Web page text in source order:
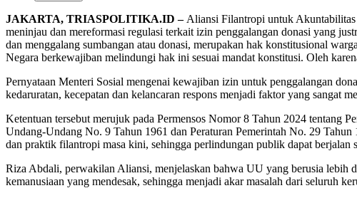
JAKARTA, TRIASPOLITIKA.ID – Aliansi Filantropi untuk Akuntabilitas
meninjau dan mereformasi regulasi terkait izin penggalangan donasi yang
dan menggalang sumbangan atau donasi, merupakan hak konstitusional
Negara berkewajiban melindungi hak ini sesuai mandat konstitusi. Oleh
Pernyataan Menteri Sosial mengenai kewajiban izin untuk penggalangan
kedaruratan, kecepatan dan kelancaran respons menjadi faktor yang sangat
Ketentuan tersebut merujuk pada Permensos Nomor 8 Tahun 2024 tentang
Undang-Undang No. 9 Tahun 1961 dan Peraturan Pemerintah No. 29
dan praktik filantropi masa kini, sehingga perlindungan publik dapat berjalan
Riza Abdali, perwakilan Aliansi, menjelaskan bahwa UU yang berusia lebih
kemanusiaan yang mendesak, sehingga menjadi akar masalah dari seluruh